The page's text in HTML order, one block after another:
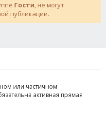
Гости, не могут
публикации.
или частичном
активная прямая